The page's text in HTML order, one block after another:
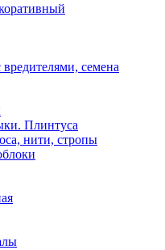
семена
Плинтуса
нити, стропы